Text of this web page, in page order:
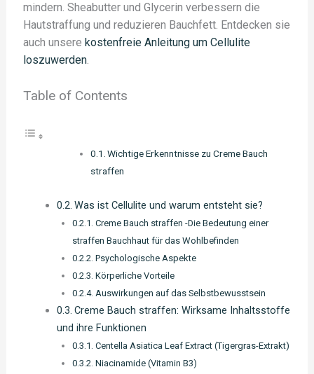
mindern. Sheabutter und Glycerin verbessern die
Hautstraffung und reduzieren Bauchfett. Entdecken sie
auch unsere kostenfreie Anleitung um Cellulite
loszuwerden.
Table of Contents
Wichtige Erkenntnisse zu Creme Bauch
straffen
Was ist Cellulite und warum entsteht sie?
Creme Bauch straffen -Die Bedeutung einer
straffen Bauchhaut für das Wohlbefinden
Psychologische Aspekte
Körperliche Vorteile
Auswirkungen auf das Selbstbewusstsein
Creme Bauch straffen: Wirksame Inhaltsstoffe
und ihre Funktionen
Centella Asiatica Leaf Extract (Tigergras-Extrakt)
Niacinamide (Vitamin B3)